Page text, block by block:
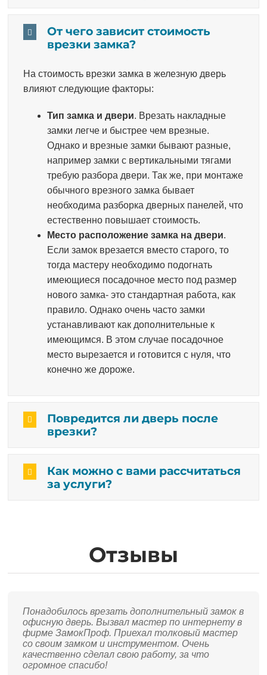
От чего зависит стоимость
врезки замка?
На стоимость врезки замка в железную дверь
влияют следующие факторы:
Тип замка и двери. Врезать накладные
замки легче и быстрее чем врезные.
Однако и врезные замки бывают разные,
например замки с вертикальными тягами
требую разбора двери. Так же, при монтаже
обычного врезного замка бывает
необходима разборка дверных панелей, что
естественно повышает стоимость.
Место расположение замка на двери.
Если замок врезается вместо старого, то
тогда мастеру необходимо подогнать
имеющиеся посадочное место под размер
нового замка- это стандартная работа, как
правило. Однако очень часто замки
устанавливают как дополнительные к
имеющимся. В этом случае посадочное
место вырезается и готовится с нуля, что
конечно же дороже.
Повредится ли дверь после
врезки?
Как можно с вами рассчитаться
за услуги?
Отзывы
Понадобилось врезать дополнительный замок в
офисную дверь. Вызвал мастер по интернету в
фирме ЗамокПроф. Приехал толковый мастер
со своим замком и инструментом. Очень
качественно сделал свою работу, за что
огромное спасибо!